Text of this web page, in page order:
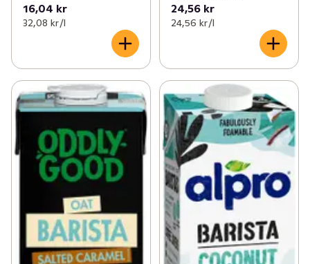
16,04 kr
32,08 kr /l
24,56 kr
24,56 kr /l